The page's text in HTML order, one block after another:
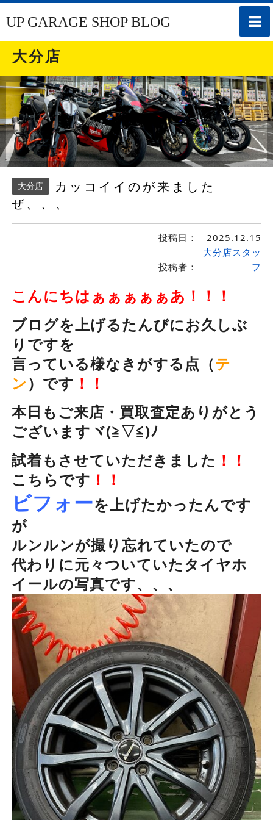
toggle
UP GARAGE SHOP BLOG
大分店
大分店
カッコイイのが来ました
ぜ、、、
投稿日： 2025.12.15
投稿者：
大分店スタッ
フ
こんにちはぁぁぁぁぁあ！！！
ブログを上げるたんびにお久しぶ
りですを
言っている様なきがする点（テ
ン）です ！！
本日もご来店・買取査定ありがとう
ございますヾ(≧▽≦)ﾉ
試着もさせていただきました ！！
こちらです ！！
ビフォーを上げたかったんです
が
ルンルンが撮り忘れていたので
代わりに元々ついていたタイヤホ
イールの写真です、、、